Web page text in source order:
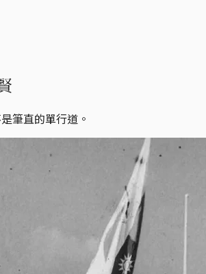
筆直的單行道。